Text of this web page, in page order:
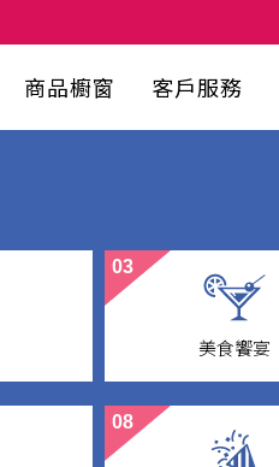
商品櫥窗 客戶服務
03
美食饗宴
08